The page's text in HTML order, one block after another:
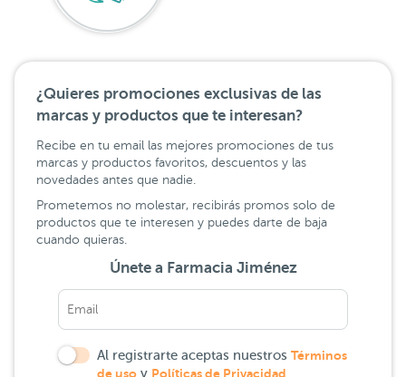
¿Quieres promociones exclusivas de las
marcas y productos que te interesan?
Recibe en tu email las mejores promociones de tus
marcas y productos favoritos, descuentos y las
novedades antes que nadie.
Prometemos no molestar, recibirás promos solo de
productos que te interesen y puedes darte de baja
cuando quieras.
Únete a Farmacia Jiménez
Al registrarte aceptas nuestros Términos
de uso y Políticas de Privacidad